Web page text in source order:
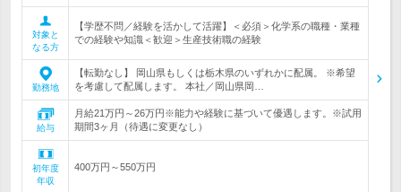
対象と
なる方
【学歴不問／経験を活かして活躍】＜必須＞化学系の職種・業種
での経験や知識＜歓迎＞生産技術職の経験
勤務地
【転勤なし】 岡山県もしくは栃木県のいずれかに配属。 ※希望
を考慮して配属します。 本社／岡山県岡…
給与
月給21万円～26万円※能力や経験に基づいて優遇します。※試用
期間3ヶ月（待遇に変更なし）
初年度
年収
400万円～550万円